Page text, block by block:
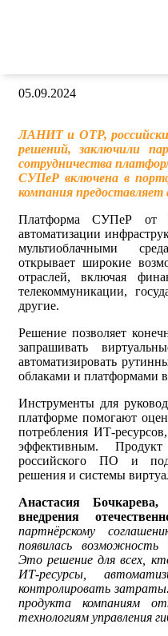
05.09.2024
ЛАНИТ и ОТР,
решений, заключили
сотрудничества
СУПеР включена в
компания предоставляет
Платформа СУПеР от
автоматизации
мультиоблачными
открывает широкие
отраслей, включая
телекоммуникации,
другие.
Решение позволяет
запрашивать
автоматизировать
облаками и платформами
Инструменты для
платформе помогают
потребления ИТ-
эффективным.
российского ПО и
решения и системы
Анастасия
внедрения
партнёрскому
появилась
Это решение для всех,
ИТ-ресурсы,
контролировать
продукта компаниям
технологиям управления